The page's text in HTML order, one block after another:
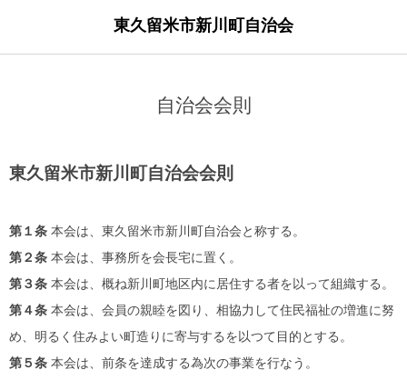
東久留米市新川町自治会
自治会会則
東久留米市新川町自治会会則
第１条 本会は、東久留米市新川町自治会と称する。
第２条 本会は、事務所を会長宅に置く。
第３条 本会は、概ね新川町地区内に居住する者を以って組織する。
第４条 本会は、会員の親睦を図り、相協力して住民福祉の増進に努
め、明るく住みよい町造りに寄与するを以つて目的とする。
第５条 本会は、前条を達成する為次の事業を行なう。